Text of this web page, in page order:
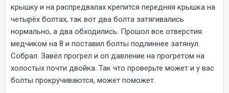
крышку и на распредвалах крепится передняя крышка на
четырёх болтах, так вот два болта затягивались
нормально, а два обходились. Прошол все отверстия
медчиком на 8 и поставил болты подлиннее затянул.
Собрал. Завёл прогрел и оп давление на прогретом на
холостых почти двойка. Так что проверьте может и у вас
болты прокручиваются, может поможет.